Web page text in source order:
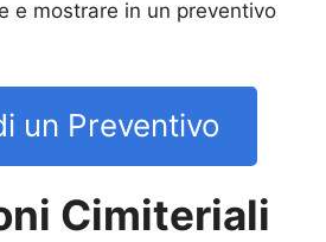
e mostrare in un preventivo
un Preventivo
Cimiteriali